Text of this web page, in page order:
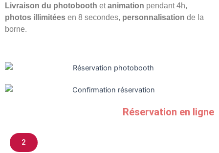
Livraison du photobooth etanimation pendant 4h,
photos illimitées en 8 secondes, personnalisation de la
borne.
Réservation en ligne
2